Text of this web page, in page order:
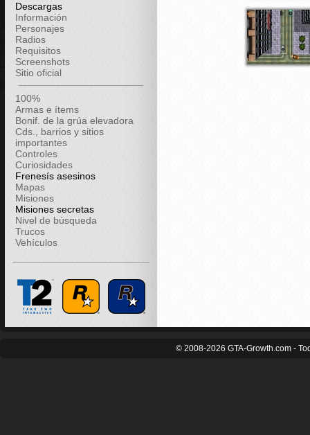
Descargas
Información
Personajes
Radios
Requisitos
Screenshots
Sitio oficial
100%
Armas e ítems
Bonif. de la grúa elevadora
Cds., barrios y sitios
importantes
Controles
Curiosidades
Frenesís asesinos
Mapas
Misiones
Misiones secretas
Nivel de búsqueda
Trucos
Vehículos
© 2008-2026 GTA-Growth.com -